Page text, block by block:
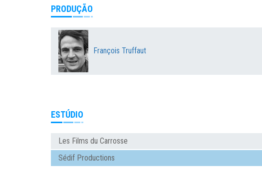
PRODUÇÃO
François Truffaut
ESTÚDIO
Les Films du Carrosse
Sédif Productions